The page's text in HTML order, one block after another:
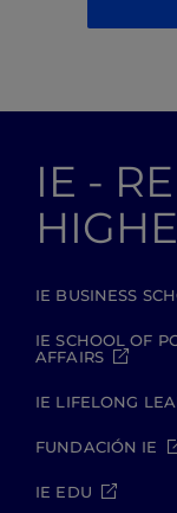
IE -
IE BUSINESS
IE SCHOOL OF
AFFAIRS
IE LIFELONG
FUNDACIÓN IE
IE EDU